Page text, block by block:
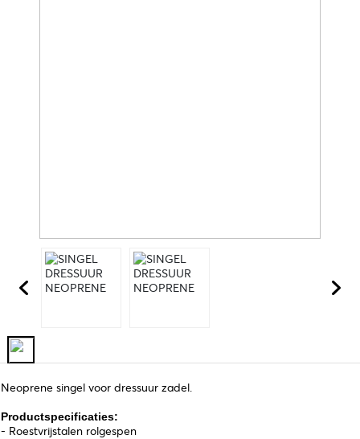
Neoprene singel voor dressuur zadel.
Productspecificaties:
- Roestvrijstalen rolgespen